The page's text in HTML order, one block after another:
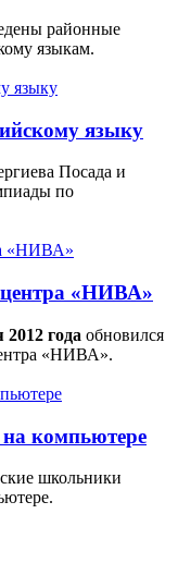
районные
языкам.
языку
Посада и
по
центра «НИВА»
2012 года обновился
«НИВА».
компьютере
школьники